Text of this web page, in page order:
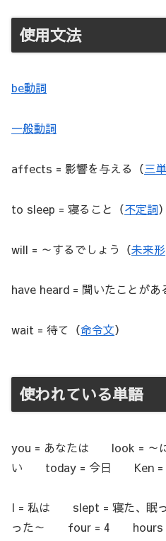
使用文法
be動詞
一般動詞
affects = 影響を与える（三
to sleep = 寝ること（不定詞）
will = ～するでしょう（未来形
have heard = 聞いたことがあ
wait = 待て（命令文）
使われている単語
you = あなたは look = ～
い today = 今日 Ken = 健
I = 私は slept = 寝た、眠
った～ four = 4 hours